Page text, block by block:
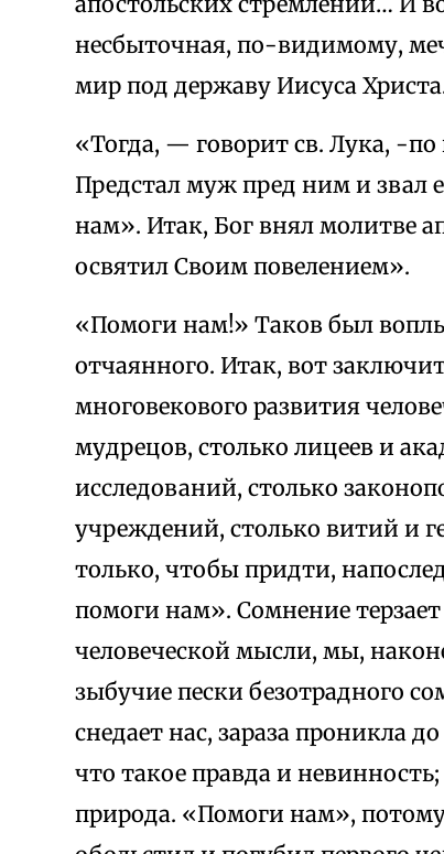
несбыточная, по-видимому,
мир под державу Иисуса
«Тогда, — говорит св. Лука, -
Предстал муж пред ним и звал
нам». Итак, Бог внял молитве
освятил Своим повелением».
«Помоги нам!» Таков был
отчаянного. Итак, вот
многовекового развития
мудрецов, столько лицеев и
исследований, столько
учреждений, столько витий и
только, чтобы придти,
помоги нам». Сомнение
человеческой мысли, мы,
зыбучие пески безотрадного
снедает нас, зараза проникла
что такое правда и
природа. «Помоги нам»,